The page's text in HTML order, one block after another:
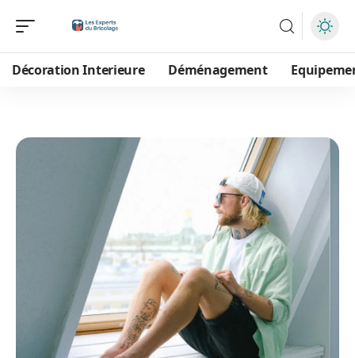
Décoration Interieure Déménagement